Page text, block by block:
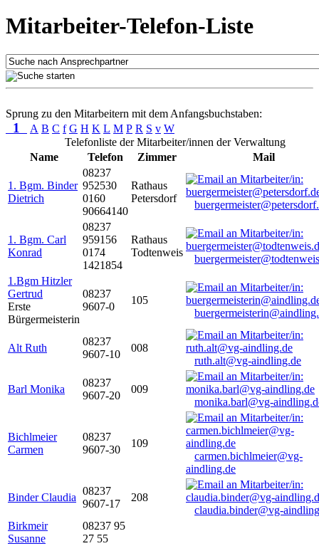
Mitarbeiter-Telefon-Liste
Sprung zu den Mitarbeitern mit dem Anfangsbuchstaben:
1 A B C f G H K L M P R S v W
Telefonliste der Mitarbeiter/innen der Verwaltung
Name
Telefon Zimmer Mail
1. Bgm. Binder
Dietrich
08237
952530
0160
90664140
Rathaus
Petersdorf
1. Bgm. Carl
Konrad
08237
959156
0174
1421854
Rathaus
Todtenweis
1.Bgm Hitzler
Gertrud
Erste
Bürgermeisterin
08237
9607-0
105
Alt Ruth
08237
9607-10
008
ruth.alt@vg-aindling.de
Barl Monika
08237
9607-20
009
monika.barl@vg-
Bichlmeier
Carmen
08237
9607-30
109
carmen.bichlmeier@vg-
aindling.de
Binder Claudia
08237
9607-17
208
claudia.binder@vg-
Birkmeir
Susanne
08237 95
27 55